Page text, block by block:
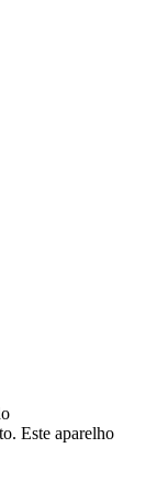
Este aparelho